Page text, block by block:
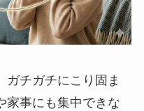
ガチガチにこり固ま
家事にも集中できな